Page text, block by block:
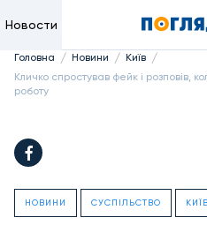
Новости
Головна / Новини / Київ /
Кличко спростував фейк і розповів,
роботу
НОВИНИ СУСПІЛЬСТВО КИЇВ